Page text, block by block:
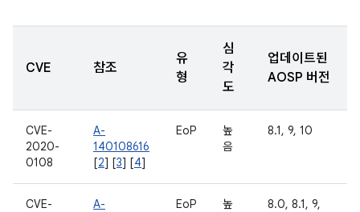
CVE 참조
유
형
심
각
도
업데이트된
AOSP 버전
CVE-
2020-
0108
A-
140108616
[2] [3] [4]
EoP
높
음
8.1, 9, 10
CVE-
A-
EoP
높
8.0, 8.1, 9,